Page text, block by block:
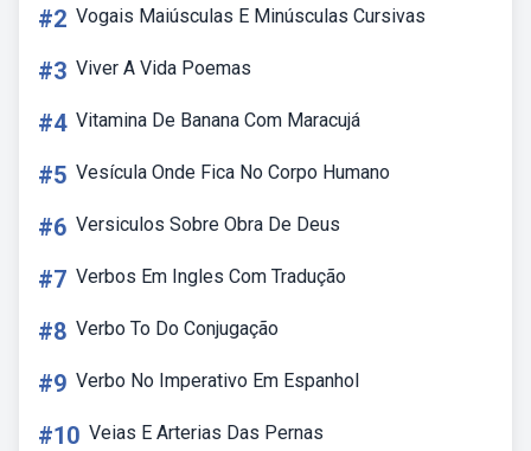
#2 Vogais Maiúsculas E Minúsculas Cursivas
#3 Viver A Vida Poemas
#4 Vitamina De Banana Com Maracujá
#5 Vesícula Onde Fica No Corpo Humano
#6 Versiculos Sobre Obra De Deus
#7 Verbos Em Ingles Com Tradução
#8 Verbo To Do Conjugação
#9 Verbo No Imperativo Em Espanhol
#10 Veias E Arterias Das Pernas